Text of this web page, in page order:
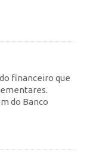
financeiro que
do Banco